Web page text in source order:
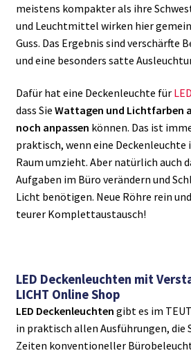
meistens kompakter als ihre
und Leuchtmittel wirken hier
Guss. Das Ergebnis sind verschärfte
und eine besonders satte
Dafür hat eine Deckenleuchte für
dass Sie Wattagen und Lichtfarben
noch anpassen können. Das ist
praktisch, wenn eine Deckenleuchte
Raum umzieht. Aber natürlich auch
Aufgaben im Büro verändern und
Licht benötigen. Neue Röhre rein
teurer Komplettaustausch!
LED Deckenleuchten mit
LICHT Online Shop
LED Deckenleuchten gibt es im
in praktisch allen Ausführungen, die
Zeiten konventioneller